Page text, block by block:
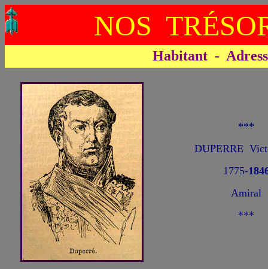
NOS
Habitant -
***
DUPERRE
1775-
Amiral
***